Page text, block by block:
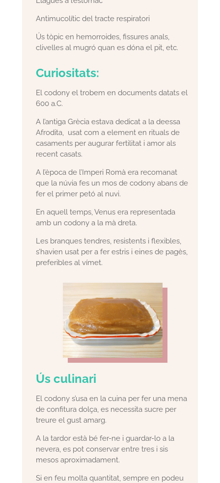
Antimucolític del tracte respiratori
Ús tòpic en hemorroides, fissures anals,
clivelles al mugró quan es dóna el pit, etc.
Curiositats:
El codony el trobem en documents datats el
600 a.C.
A l’antiga Grècia estava dedicat a la deessa
Afrodita, usat com a element en rituals de
casaments per augurar fertilitat i amor als
recent casats.
A l’època de l’Imperi Romà era recomanat
que la núvia fes un mos de codony abans de
fer el primer petó al nuvi.
En aquell temps, Venus era representada
amb un codony a la mà dreta.
Les branques tendres, resistents i flexibles,
s’havien usat per a fer estris i eines de pagès,
preferibles al vímet.
Ús culinari
El codony s’usa en la cuina per fer una mena
de confitura dolça, es necessita sucre per
treure el gust amarg.
A la tardor està bé fer-ne i guardar-lo a la
nevera, es pot conservar entre tres i sis
mesos aproximadament.
Si en feu molta quantitat, sempre en podeu